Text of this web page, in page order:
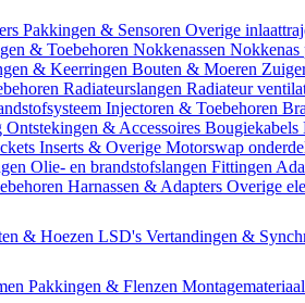
Pakkingen & Sensoren Overige
& Toebehoren Nokkenassen Nokkenas
& Keerringen Bouten & Moeren
Radiateurslangen Radiateur
Injectoren & Toebehoren
Ontstekingen & Accessoires Bougiekabels
Inserts & Overige Motorswap
Olie- en brandstofslangen Fittingen
Harnassen & Adapters Overige
& Hoezen LSD's Vertandingen &
Pakkingen & Flenzen Montagemateriaal